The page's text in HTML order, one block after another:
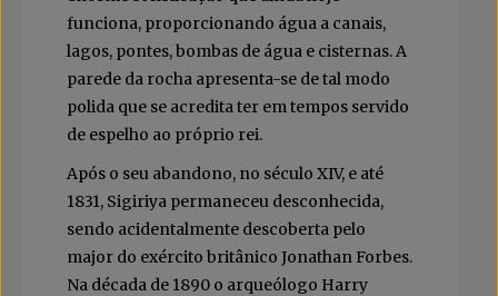
funciona, proporcionando água a canais,
lagos, pontes, bombas de água e cisternas. A
parede da rocha apresenta-se de tal modo
polida que se acredita ter em tempos servido
de espelho ao próprio rei.
Após o seu abandono, no século XIV, e até
1831, Sigiriya permaneceu desconhecida,
sendo acidentalmente descoberta pelo
major do exército britânico Jonathan Forbes.
Na década de 1890 o arqueólogo Harry